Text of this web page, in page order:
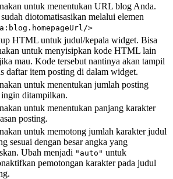
untuk menentukan URL blog Anda.
diotomatisasikan melalui elemen
>
HTML untuk judul/kepala widget. Bisa
untuk menyisipkan kode HTML lain
mau. Kode tersebut nantinya akan tampil
daftar item posting di dalam widget.
untuk menentukan jumlah posting
ditampilkan.
untuk menentukan panjang karakter
posting.
untuk memotong jumlah karakter judul
sesuai dengan besar angka yang
Ubah menjadi "auto" untuk
pemotongan karakter pada judul